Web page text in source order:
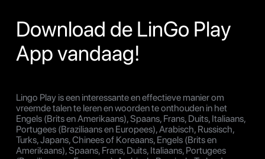
Download de LinGo Play
App vandaag!
Lingo Play is een interessante en effectieve manier om
vreemde talen te leren en woorden te onthouden in het
Engels (Brits en Amerikaans), Spaans, Frans, Duits, Italiaans,
Portugees (Braziliaans en Europees), Arabisch, Russisch,
Turks, Japans, Chinees of Koreaans, Engels (Brits en
Amerikaans), Spaans, Frans, Duits, Italiaans, Portugees